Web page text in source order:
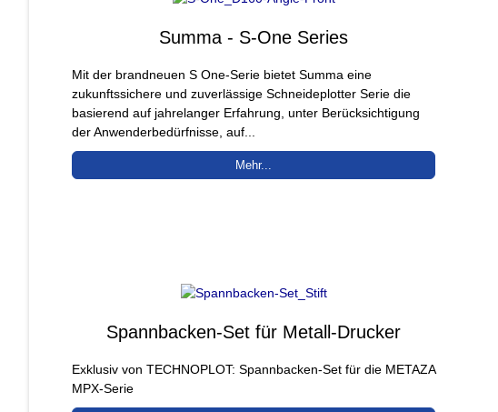
Summa - S-One Series
Mit der brandneuen S One-Serie bietet Summa eine
zukunftssichere und zuverlässige Schneideplotter Serie die
basierend auf jahrelanger Erfahrung, unter Berücksichtigung
der Anwenderbedürfnisse, auf...
Mehr...
Spannbacken-Set für Metall-Drucker
Exklusiv von TECHNOPLOT: Spannbacken-Set für die METAZA
MPX-Serie